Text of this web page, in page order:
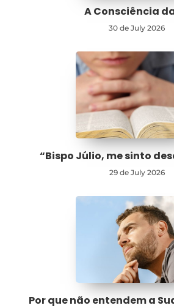
A Consciência
30 de July 2026
“Bispo Júlio, me sinto
29 de July 2026
Por que não entendem a